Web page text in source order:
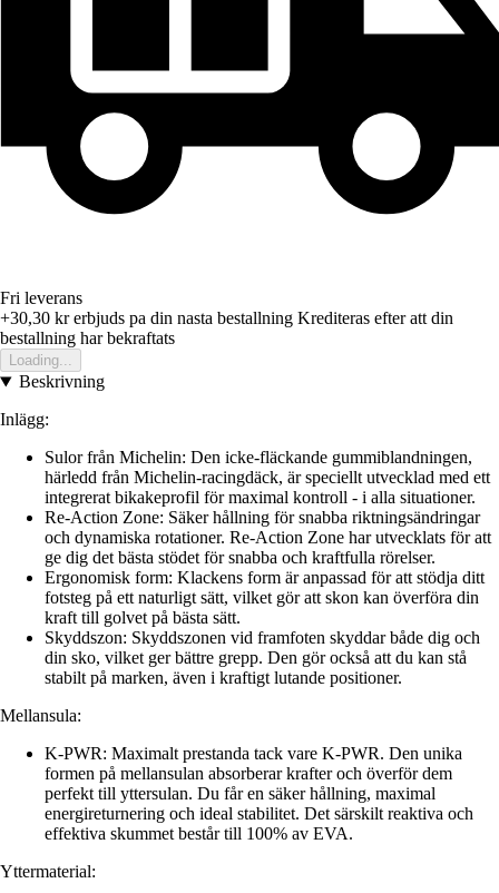
Fri leverans
+30,30 krerbjuds pa din nasta bestallning Krediteras efter att din
bestallning har bekraftats
Loading...
Beskrivning
Inlägg:
Sulor från Michelin: Den icke-fläckande gummiblandningen,
härledd från Michelin-racingdäck, är speciellt utvecklad med ett
integrerat bikakeprofil för maximal kontroll - i alla situationer.
Re-Action Zone: Säker hållning för snabba riktningsändringar
och dynamiska rotationer. Re-Action Zone har utvecklats för att
ge dig det bästa stödet för snabba och kraftfulla rörelser.
Ergonomisk form: Klackens form är anpassad för att stödja ditt
fotsteg på ett naturligt sätt, vilket gör att skon kan överföra din
kraft till golvet på bästa sätt.
Skyddszon: Skyddszonen vid framfoten skyddar både dig och
din sko, vilket ger bättre grepp. Den gör också att du kan stå
stabilt på marken, även i kraftigt lutande positioner.
Mellansula:
K-PWR: Maximalt prestanda tack vare K-PWR. Den unika
formen på mellansulan absorberar krafter och överför dem
perfekt till yttersulan. Du får en säker hållning, maximal
energireturnering och ideal stabilitet. Det särskilt reaktiva och
effektiva skummet består till 100% av EVA.
Yttermaterial: